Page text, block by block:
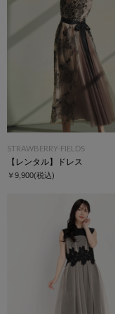
STRAWBERRY-FIELDS
【レンタル】ドレス
￥9,900(税込)